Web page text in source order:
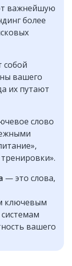
важнейшую
более
собой
вашего
их путают
слово
— это слова,
ключевым
вашего